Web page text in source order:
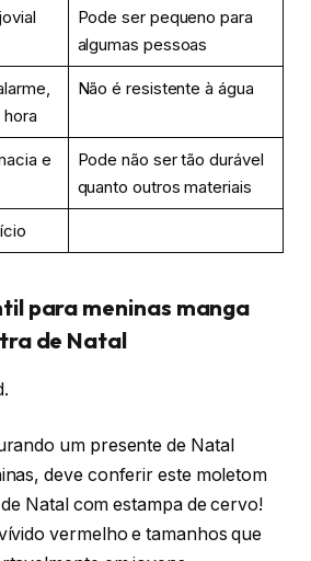
Pode ser pequeno para
algumas pessoas
Não é resistente à água
e
Pode não ser tão durável
quanto outros materiais
para meninas manga
de Natal
um presente de Natal
deve conferir este moletom
Natal com estampa de cervo!
vermelho e tamanhos que